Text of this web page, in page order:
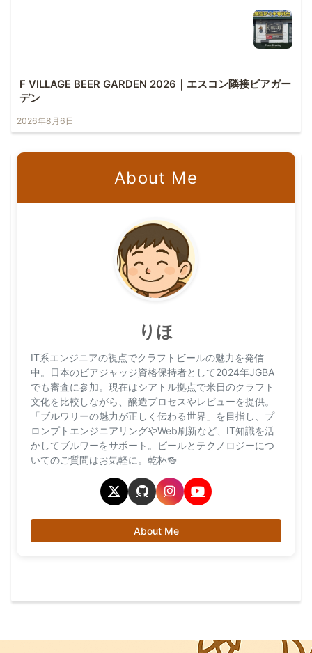
F VILLAGE BEER GARDEN 2026｜エスコン隣接ビアガー
デン
2026年8月6日
About Me
りほ
IT系エンジニアの視点でクラフトビールの魅力を発信
中。日本のビアジャッジ資格保持者として2024年JGBA
でも審査に参加。現在はシアトル拠点で米日のクラフト
文化を比較しながら、醸造プロセスやレビューを提供。
「ブルワリーの魅力が正しく伝わる世界」を目指し、プ
ロンプトエンジニアリングやWeb刷新など、IT知識を活
かしてブルワーをサポート。ビールとテクノロジーにつ
いてのご質問はお気軽に。乾杯🍻
About Me